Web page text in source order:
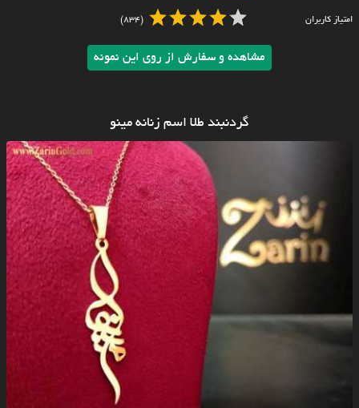
امتیاز کاربران (834)
مشاهده و سفارش از روی این نمونه
گردنبند طلا اسم زنانه مینو